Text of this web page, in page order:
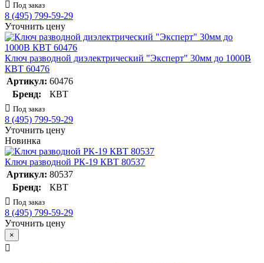
Под заказ
8 (495) 799-59-29
Уточнить цену
Ключ разводной диэлектрический "Эксперт" 30мм до 1000В
КВТ 60476
Артикул: 60476
Бренд:
КВТ
Под заказ
8 (495) 799-59-29
Уточнить цену
Новинка
Ключ разводной РК-19 КВТ 80537
Артикул: 80537
Бренд:
КВТ
Под заказ
8 (495) 799-59-29
Уточнить цену
×